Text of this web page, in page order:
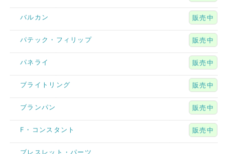
バルカン 販売中
パテック・フィリップ 販売中
パネライ 販売中
ブライトリング 販売中
ブランパン 販売中
F・コンスタント 販売中
ブレスレット・パーツ